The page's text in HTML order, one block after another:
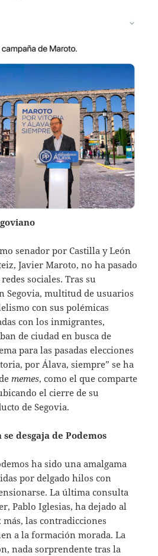
senador por Castilla y León
Javier Maroto, no ha pasado
sociales. Tras su
Segovia, multitud de usuarios
con sus polémicas
con los inmigrantes,
de ciudad en busca de
para las pasadas elecciones
por Álava, siempre” se ha
memes, como el que comparte
el cierre de su
de Segovia.
desgaja de Podemos
ha sido una amalgama
por delgado hilos con
La última consulta
Pablo Iglesias, ha dejado al
las contradicciones
a la formación morada. La
nada sorprendente tras la